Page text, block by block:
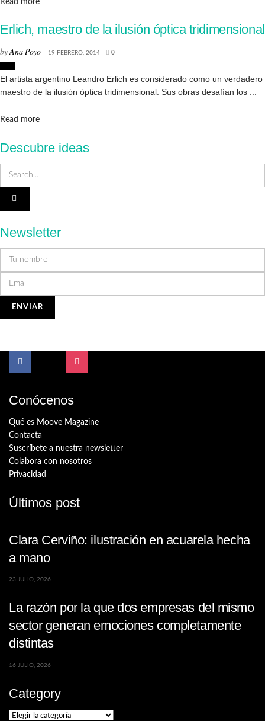
Erlich, maestro de la ilusión óptica tridimensional
byAna Poyo 19 FEBRERO, 2014 0
El artista argentino Leandro Erlich es considerado como un verdadero
maestro de la ilusión óptica tridimensional. Sus obras desafían los ...
Read moreDetails
Descubre ideas
Newsletter
Conócenos
Qué es Moove Magazine
Contacta
Suscríbete a nuestra newsletter
Colabora con nosotros
Privacidad
Últimos post
Clara Cerviño: ilustración en acuarela hecha
a mano
23 JULIO, 2026
La razón por la que dos empresas del mismo
sector generan emociones completamente
distintas
16 JULIO, 2026
Category
Category